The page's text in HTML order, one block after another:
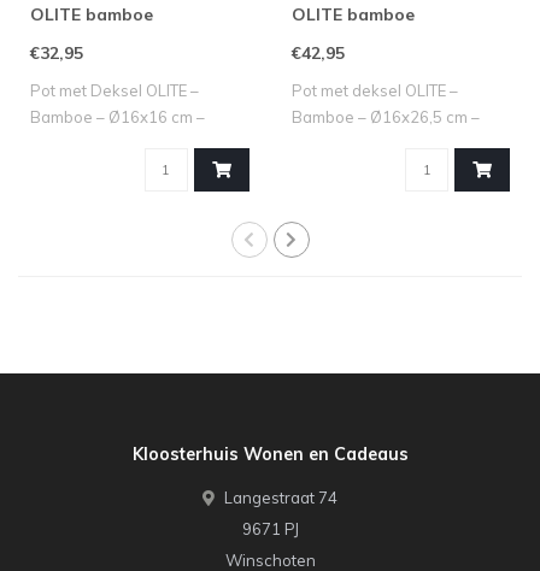
OLITE bamboe
€32,95
Pot met Deksel OLITE –
Bamboe – Ø16x16 cm –
OLITE bamboe
€42,95
Pot met deksel OLITE –
Bamboe – Ø16x26,5 cm –
Kloosterhuis Wonen en Cadeaus
Langestraat 74
9671 PJ
Winschoten